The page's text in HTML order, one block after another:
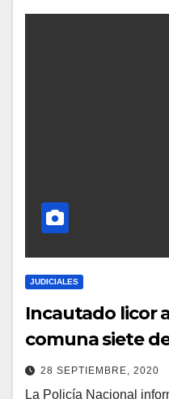
JUDICIALES
Incautado licor
comuna siete
28 SEPTIEMBRE, 2020
La Policía Nacional